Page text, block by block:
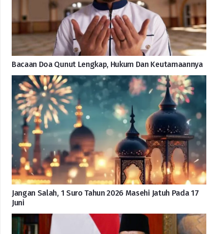
Bacaan Doa Qunut Lengkap, Hukum Dan Keutamaannya
Jangan Salah, 1 Suro Tahun 2026 Masehi Jatuh Pada 17
Juni